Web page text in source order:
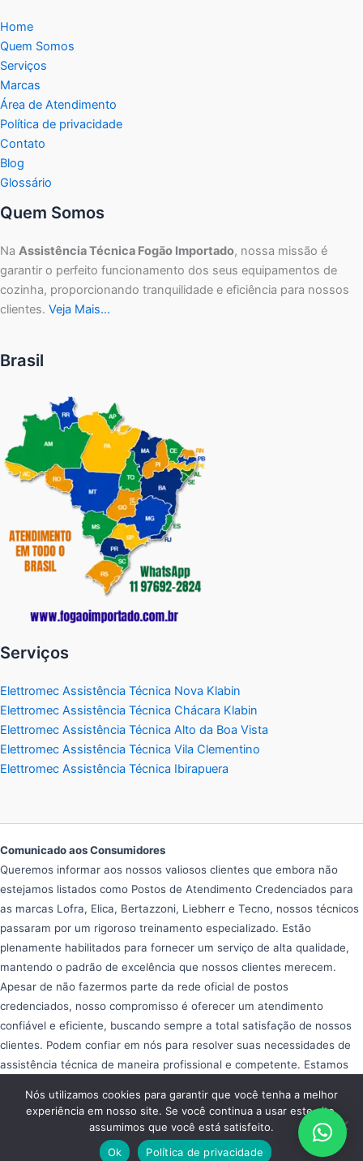
Home
Quem Somos
Serviços
Marcas
Área de Atendimento
Política de privacidade
Contato
Blog
Glossário
Quem Somos
Na Assistência Técnica Fogão Importado, nossa missão é
garantir o perfeito funcionamento dos seus equipamentos de
cozinha, proporcionando tranquilidade e eficiência para nossos
clientes. Veja Mais…
Brasil
Serviços
Elettromec Assistência Técnica Nova Klabin
Elettromec Assistência Técnica Chácara Klabin
Elettromec Assistência Técnica Alto da Boa Vista
Elettromec Assistência Técnica Vila Clementino
Elettromec Assistência Técnica Ibirapuera
Comunicado aos Consumidores
Queremos informar aos nossos valiosos clientes que embora não
estejamos listados como Postos de Atendimento Credenciados para
as marcas Lofra, Elica, Bertazzoni, Liebherr e Tecno, nossos técnicos
passaram por um rigoroso treinamento especializado. Estão
plenamente habilitados para fornecer um serviço de alta qualidade,
mantendo o padrão de excelência que nossos clientes merecem.
Apesar de não fazermos parte da rede oficial de postos
credenciados, nosso compromisso é oferecer um atendimento
confiável e eficiente, buscando sempre a total satisfação de nossos
clientes. Podem confiar em nós para resolver suas necessidades de
assistência técnica de maneira profissional e competente. Estamos
forma possível, proporcionando tranquilidade e eficiência em seu dia
Copyright © 2026 Assistência Fogão Importado
Nós utilizamos cookies para garantir que você tenha a melhor
experiência em nosso site. Se você continua a usar este site,
assumimos que você está satisfeito.
Ok
Política de privacidade